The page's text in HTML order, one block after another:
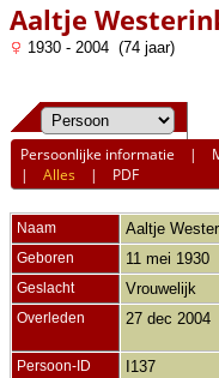
Aaltje
1930 - 2004 (74 jaar)
Persoonlijke informatie |
|Alles | PDF
Naam Aaltje
Geboren 11 mei 1930
Geslacht Vrouwelijk
Overleden 27 dec 2004
Persoon-ID I137